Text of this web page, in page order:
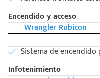
Encendido y acceso
Wrangler Rubicon
Sistema de
Infotenimiento